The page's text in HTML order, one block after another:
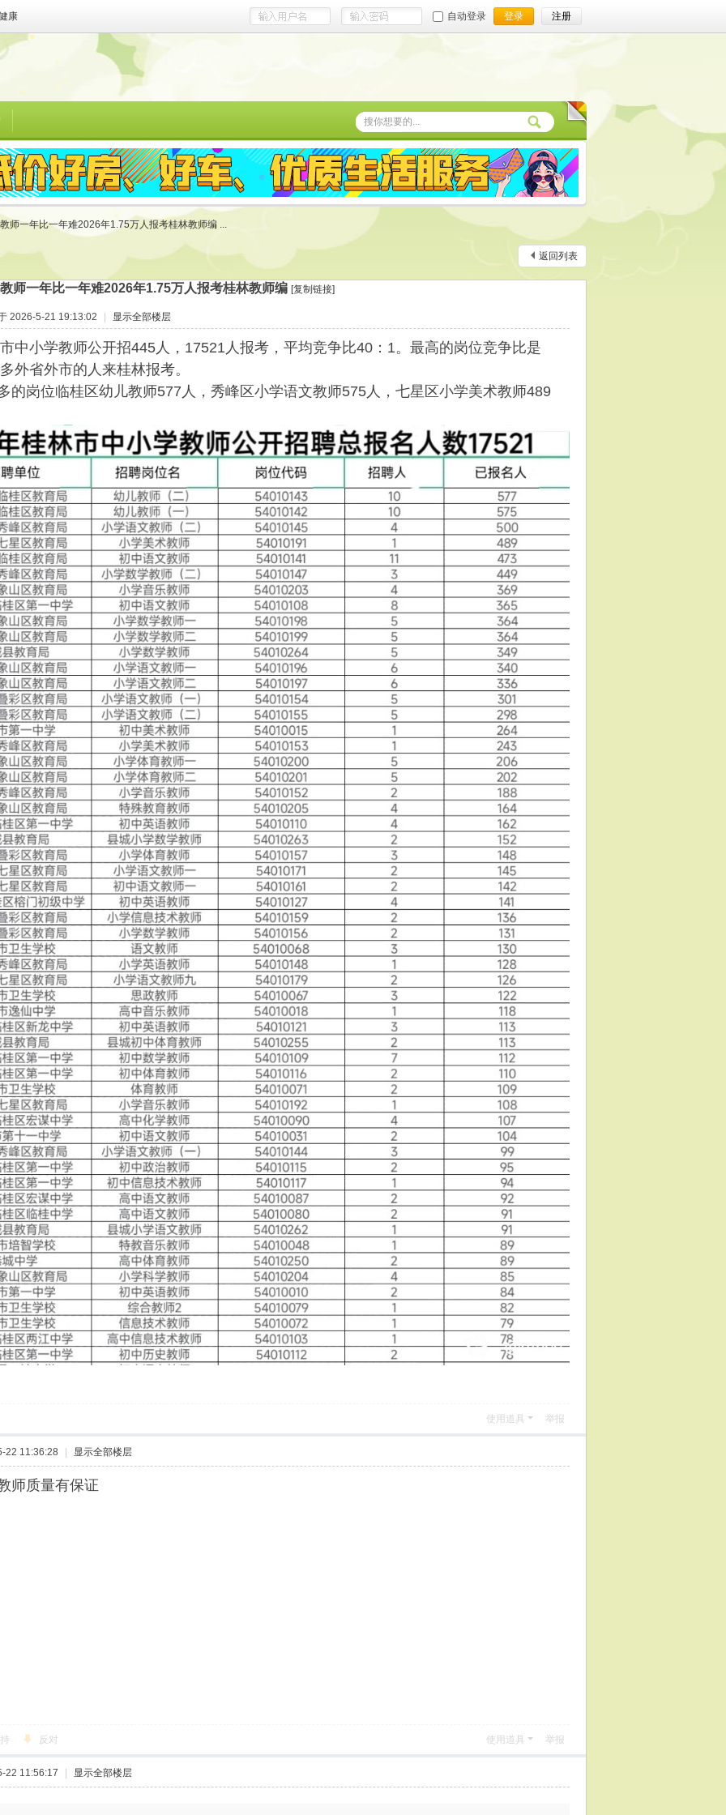
康 自动登录 登录 注册
师一年比一年难2026年1.75万人报考桂林教师编 ...
返回列表
师一年比一年难2026年1.75万人报考桂林教师编 [复制链接]
2026-5-21 19:13:02 | 显示全部楼层
中小学教师公开招445人，17521人报考，平均竞争比40：1。最高的岗位竞争比是
外省外市的人来桂林报考。
的岗位临桂区幼儿教师577人，秀峰区小学语文教师575人，七星区小学美术教师489
使用道具 举报
22 11:36:28 显示全部楼层
师质量有保证
反对 使用道具 举报
22 11:56:17 显示全部楼层